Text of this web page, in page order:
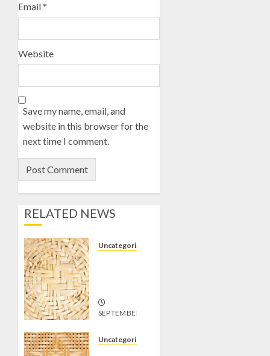
Email*
Website
Save my name, email, and
website in this browser for the
next time I comment.
RELATED NEWS
Uncategorized
SEPTEMBER
Uncategorized